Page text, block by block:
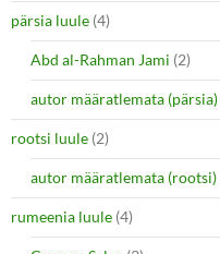
pärsia luule (4)
Abd al-Rahman Jami (2)
autor määratlemata (pärsia)
rootsi luule (2)
autor määratlemata (rootsi)
rumeenia luule (4)